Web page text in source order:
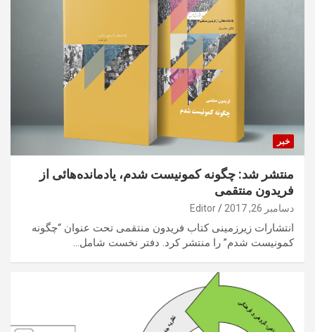
خبر
منتشر شد: چگونه کمونیست شدم، یادمانده‌هائی از
فریدون منتقمی
دسامبر 26, 2017 Editor
انتشارات زیرزمینی کتاب فریدون منتقمی تحت عنوان “چگونه
کمونیست شدم” را منتشر کرد. دفتر نخست شامل…